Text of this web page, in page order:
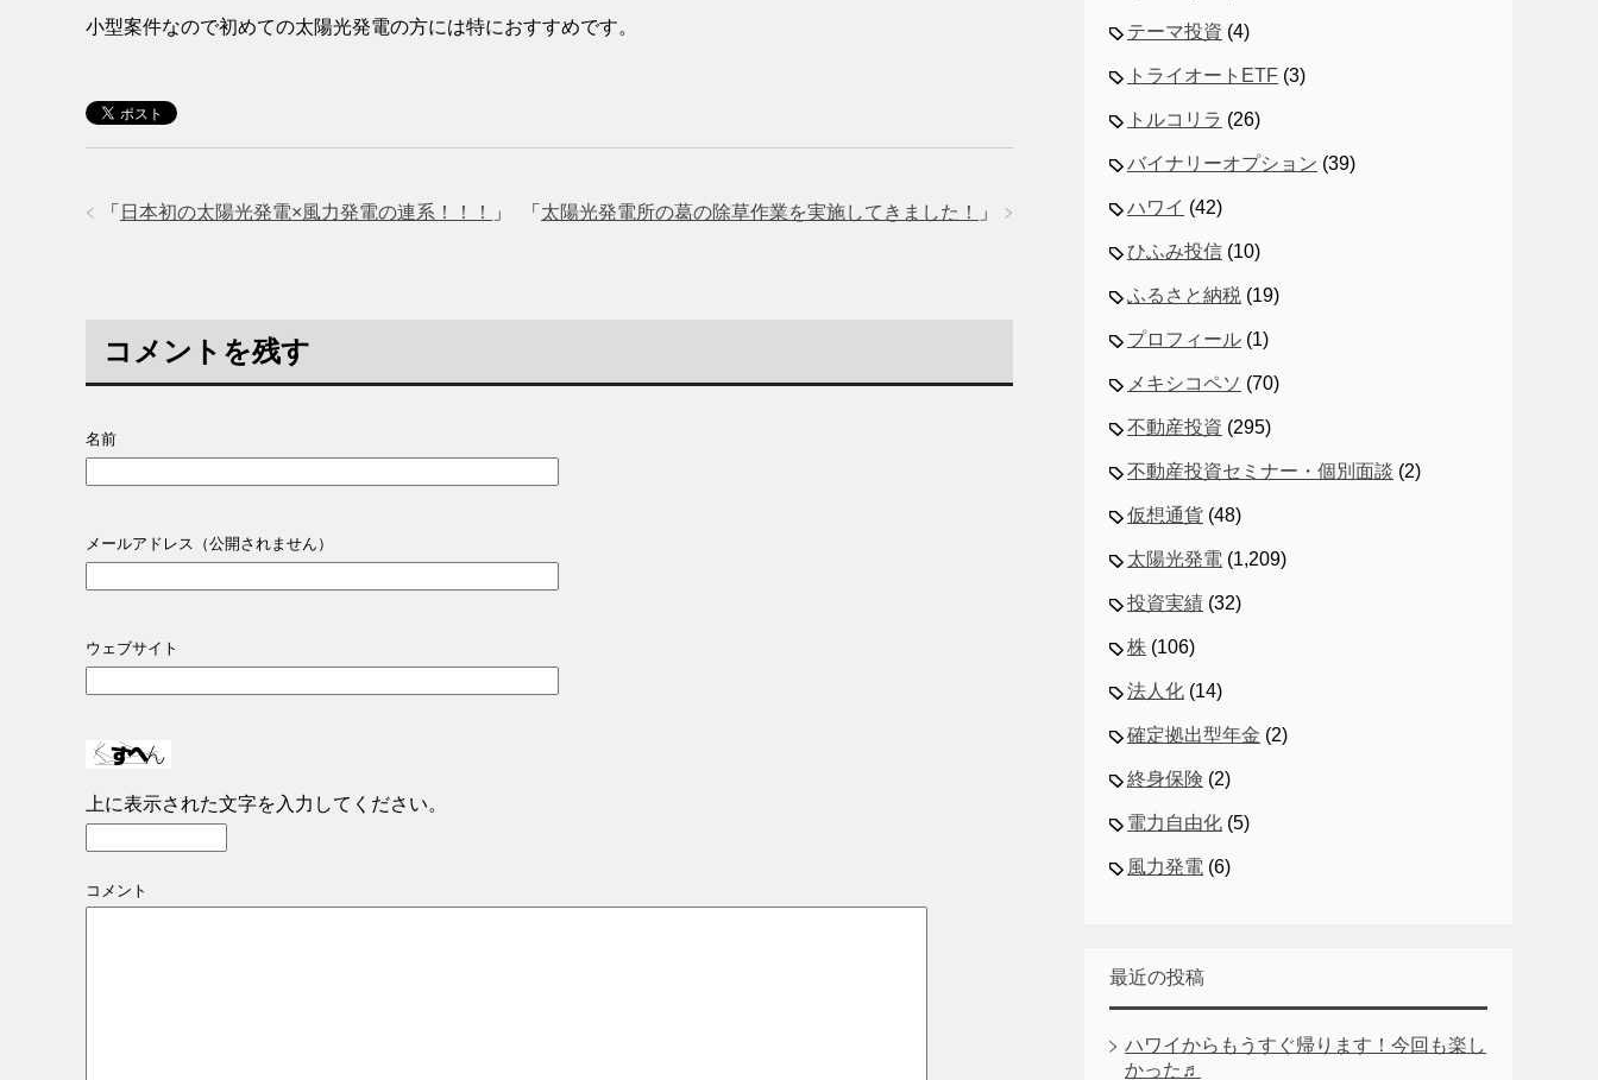
小型案件なので初めての太陽光発電の方には特におすすめです。
「 太陽光発電所の葛の除草作業を実施してきました！ 」
「 日本初の太陽光発電×風力発電の連系！！！ 」
コメントを残す
名前
メールアドレス（公開されません）
ウェブサイト
上に表示された文字を入力してください。
コメント
テーマ投資 (4)
トライオートETF (3)
トルコリラ (26)
バイナリーオプション (39)
ハワイ (42)
ひふみ投信 (10)
ふるさと納税 (19)
プロフィール (1)
メキシコペソ (70)
不動産投資 (295)
不動産投資セミナー・個別面談 (2)
仮想通貨 (48)
太陽光発電 (1,209)
投資実績 (32)
株 (106)
法人化 (14)
確定拠出型年金 (2)
終身保険 (2)
電力自由化 (5)
風力発電 (6)
最近の投稿
ハワイからもうすぐ帰ります！今回も楽し
かった♬